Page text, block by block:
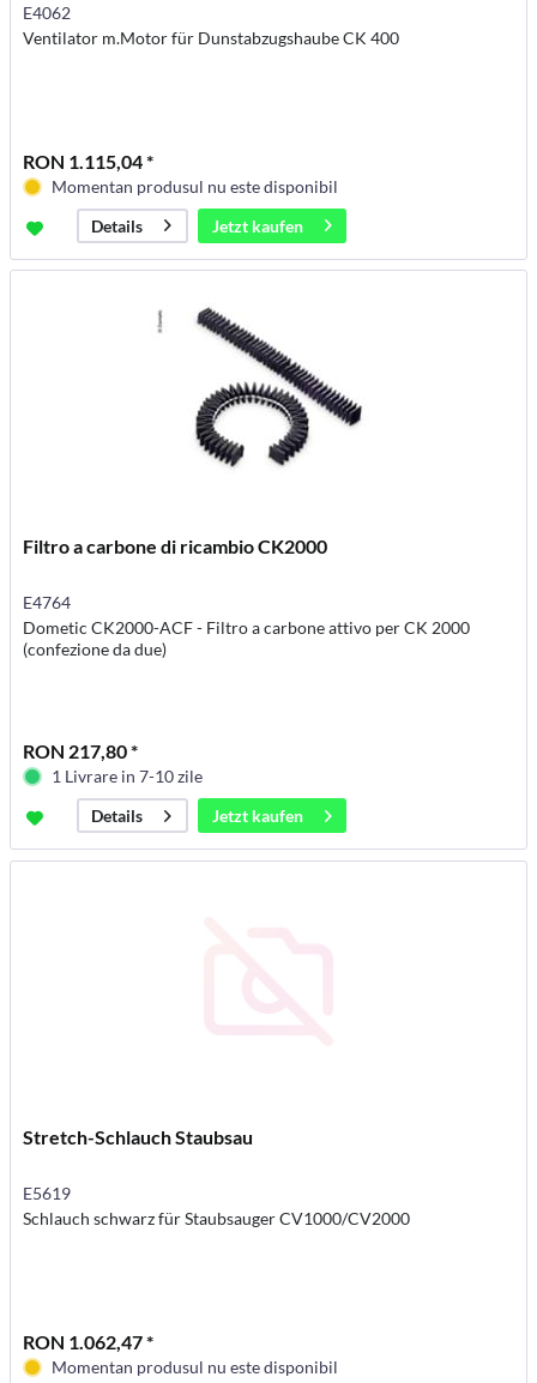
E4062
Ventilator m.Motor für Dunstabzugshaube CK 400
RON 1.115,04 *
Momentan produsul nu este disponibil
Details
Jetzt kaufen
Filtro a carbone di ricambio CK2000
E4764
Dometic CK2000-ACF - Filtro a carbone attivo per CK 2000
(confezione da due)
RON 217,80 *
1 Livrare in 7-10 zile
Details
Jetzt kaufen
Stretch-Schlauch Staubsau
E5619
Schlauch schwarz für Staubsauger CV1000/CV2000
RON 1.062,47 *
Momentan produsul nu este disponibil